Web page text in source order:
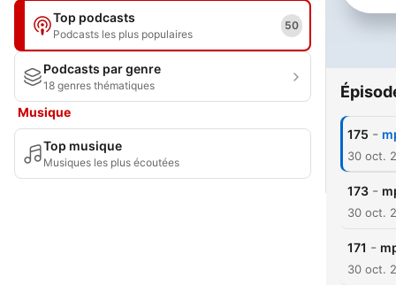
Top podcasts
Podcasts les plus populaires
50
Podcasts par genre
18 genres thématiques
Musique
Top musique
Musiques les plus écoutées
175 -
30 oct.
173 -
30 oct.
171 -
30 oct.